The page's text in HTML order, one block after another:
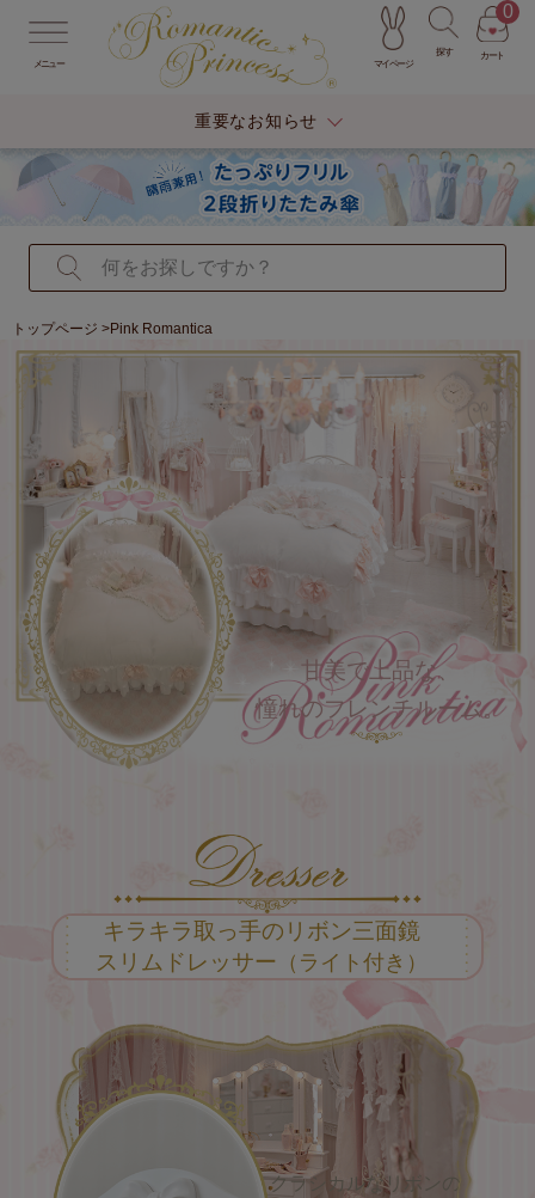
メニュー マイページ
探す カート
0
重要なお知らせ
トップページ >Pink Romantica
甘美で上品な、
憧れのフレンチルーム。
キラキラ取っ手のリボン三面鏡
スリムドレッサー （ライト付き）
クラシカルなリボンの